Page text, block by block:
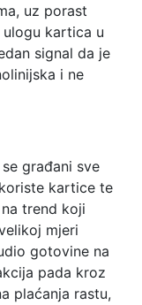
uz porast
ulogu kartica u
signal da je
i ne
građani sve
kartice te
trend koji
mjeri
gotovine na
pada kroz
plaćanja rastu,